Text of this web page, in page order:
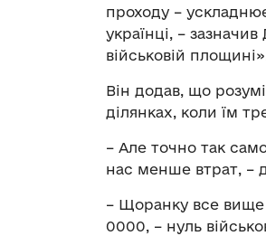
проходу –
українці, –
військовій
Він додав, що
ділянках, коли їм
– Але точно так
нас менше втрат, –
– Щоранку все вище
0000, – нуль